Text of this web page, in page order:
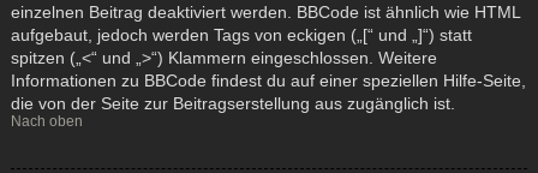
einzelnen Beitrag deaktiviert werden. BBCode ist ähnlich wie HTML
aufgebaut, jedoch werden Tags von eckigen („[“ und „]“) statt
spitzen („<“ und „>“) Klammern eingeschlossen. Weitere
Informationen zu BBCode findest du auf einer speziellen Hilfe-Seite,
die von der Seite zur Beitragserstellung aus zugänglich ist.
Nach oben